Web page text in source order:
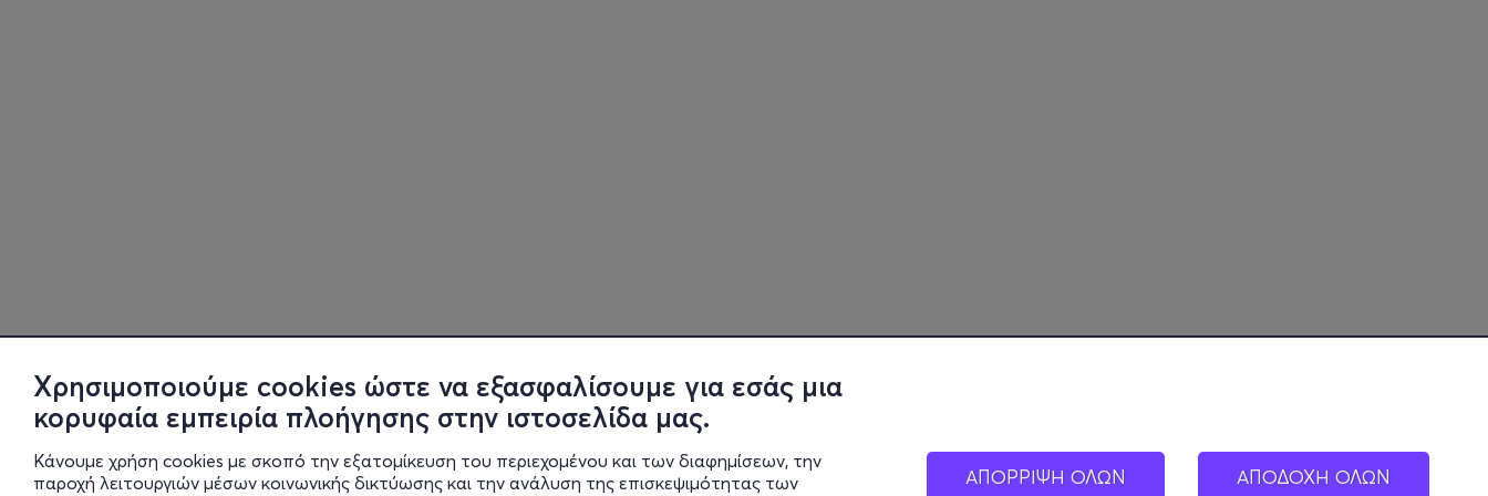
Χρησιμοποιούμε cookies ώστε να εξασφαλίσουμε για εσάς μια
κορυφαία εμπειρία πλοήγησης στην ιστοσελίδα μας.
Κάνουμε χρήση cookies με σκοπό την εξατομίκευση του περιεχομένου και των διαφημίσεων, την
παροχή λειτουργιών μέσων κοινωνικής δικτύωσης και την ανάλυση της επισκεψιμότητας των
ΑΠΟΡΡΙΨΗ ΟΛΩΝ ΑΠΟΔΟΧΗ ΟΛΩΝ